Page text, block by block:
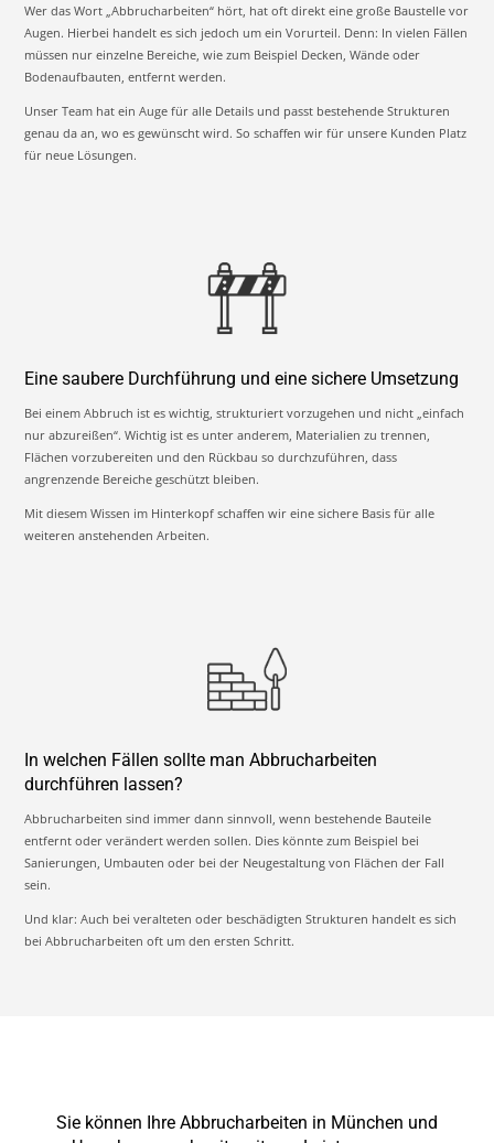
Wer das Wort „Abbrucharbeiten“ hört, hat oft direkt eine große Baustelle vor
Augen. Hierbei handelt es sich jedoch um ein Vorurteil. Denn: In vielen Fällen
müssen nur einzelne Bereiche, wie zum Beispiel Decken, Wände oder
Bodenaufbauten, entfernt werden.
Unser Team hat ein Auge für alle Details und passt bestehende Strukturen
genau da an, wo es gewünscht wird. So schaffen wir für unsere Kunden Platz
für neue Lösungen.
Eine saubere Durchführung und eine sichere Umsetzung
Bei einem Abbruch ist es wichtig, strukturiert vorzugehen und nicht „einfach
nur abzureißen“. Wichtig ist es unter anderem, Materialien zu trennen,
Flächen vorzubereiten und den Rückbau so durchzuführen, dass
angrenzende Bereiche geschützt bleiben.
Mit diesem Wissen im Hinterkopf schaffen wir eine sichere Basis für alle
weiteren anstehenden Arbeiten.
In welchen Fällen sollte man Abbrucharbeiten
durchführen lassen?
Abbrucharbeiten sind immer dann sinnvoll, wenn bestehende Bauteile
entfernt oder verändert werden sollen. Dies könnte zum Beispiel bei
Sanierungen, Umbauten oder bei der Neugestaltung von Flächen der Fall
sein.
Und klar: Auch bei veralteten oder beschädigten Strukturen handelt es sich
bei Abbrucharbeiten oft um den ersten Schritt.
Sie können Ihre Abbrucharbeiten in München und